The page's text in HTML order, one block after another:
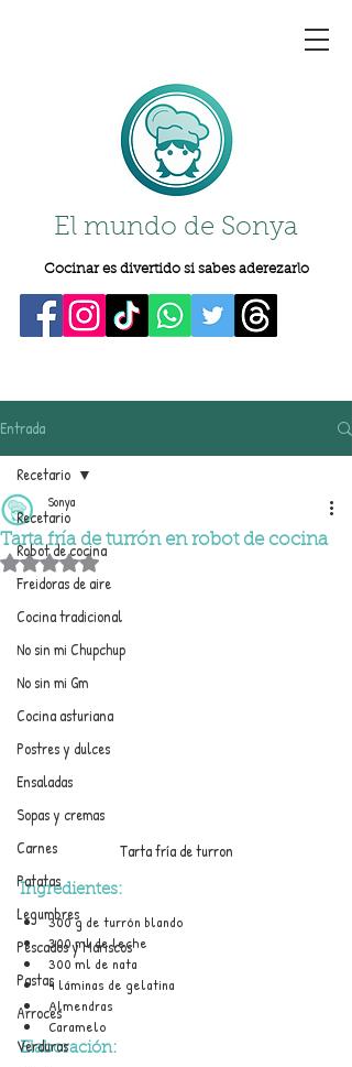
El mundo de Sonya
Cocinar es divertido si sabes aderezarlo
Entrada
Recetario
Robot de cocina
Freidoras de aire
Cocina tradicional
No sin mi Chupchup
No sin mi Gm
Cocina asturiana
Postres y dulces
Ensaladas
Sopas y cremas
Carnes
Patatas
Legumbres
Pescados y Mariscos
Pastas
Arroces
Verduras
Recetario
Tarta fría de turrón en robot de cocina
Sonya
Obtuvo NaN de 5 estrellas.
Tarta fría de turron
Ingredientes:
300 g de turrón blando
300 ml de leche
300 ml de nata
4 láminas de gelatina
Almendras
Caramelo
Elaboración: